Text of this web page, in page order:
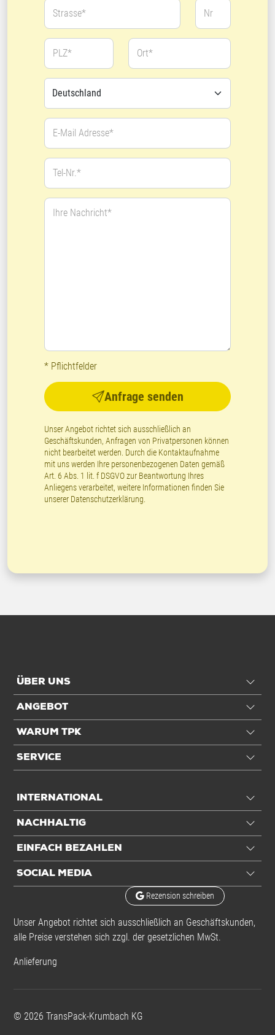
Strasse* Nr
PLZ* Ort*
E-Mail Adresse*
Tel-Nr.*
Ihre Nachricht*
* Pflichtfelder
Anfrage senden
Unser Angebot richtet sich ausschließlich an
Geschäftskunden, Anfragen von Privatpersonen können
nicht bearbeitet werden. Durch die Kontaktaufnahme
mit uns werden Ihre personenbezogenen Daten gemäß
Art. 6 Abs. 1 lit. f DSGVO zur Beantwortung Ihres
Anliegens verarbeitet, weitere Informationen finden Sie
unserer Datenschutzerklärung.
ÜBER UNS
ANGEBOT
WARUM TPK
SERVICE
INTERNATIONAL
NACHHALTIG
EINFACH BEZAHLEN
SOCIAL MEDIA
Rezension schreiben
Unser Angebot richtet sich ausschließlich an Geschäftskunden,
alle Preise verstehen sich zzgl. der gesetzlichen MwSt.
Anlieferung
© 2026 TransPack-Krumbach KG